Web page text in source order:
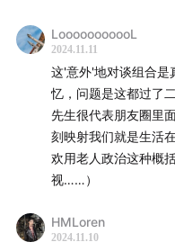
LooooooooooL
2024.11.11
这'意外'地对谈组合是
忆，问题是这都过了
先生很代表朋友圈里
刻映射我们就是生活
欢用老人政治这种概
视……）
HMLoren
2024.11.10